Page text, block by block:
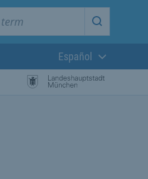
Start
Lengua actual:
Español